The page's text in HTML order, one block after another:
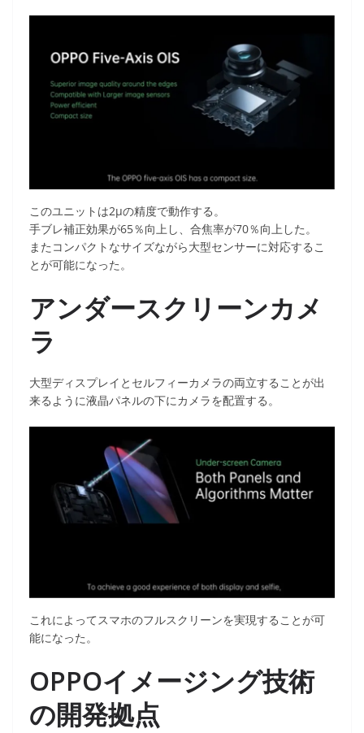
このユニットは2μの精度で動作する。
手ブレ補正効果が65％向上し、合焦率が70％向上した。
またコンパクトなサイズながら大型センサーに対応するこ
とが可能になった。
アンダースクリーンカメ
ラ
大型ディスプレイとセルフィーカメラの両立することが出
来るように液晶パネルの下にカメラを配置する。
これによってスマホのフルスクリーンを実現することが可
能になった。
OPPOイメージング技術
の開発拠点